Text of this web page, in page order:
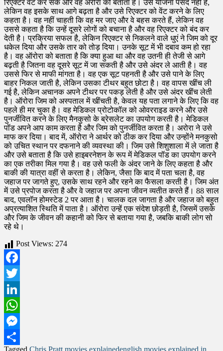
Post Views: 274
Facebook
Twitter
LinkedIn
WhatsApp
Messenger
Tagged Chris Pratt movies explainedenglish movies explained in